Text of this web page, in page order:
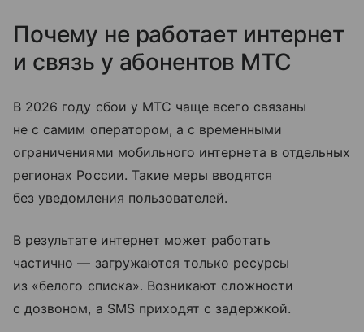
Почему не работает интернет
и связь у абонентов МТС
В 2026 году сбои у МТС чаще всего связаны
не с самим оператором, а с временными
ограничениями мобильного интернета в отдельных
регионах России. Такие меры вводятся
без уведомления пользователей.
В результате интернет может работать
частично — загружаются только ресурсы
из «белого списка». Возникают сложности
с дозвоном, а SMS приходят с задержкой.